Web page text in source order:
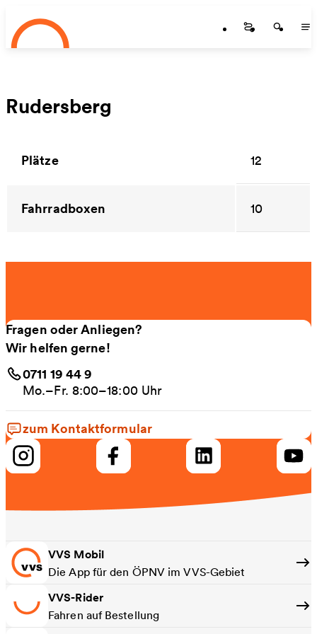
Zum Hauptinhalt springen
Startseite
Rudersberg
Plätze 12
Fahrradboxen 10
Fragen oder Anliegen?
Wir helfen gerne!
0711 19 44 9
Mo.–Fr. 8:00–18:00 Uhr
zum Kontaktformular
VVS Mobil
Die App für den ÖPNV im VVS-Gebiet
VVS-Rider
Fahren auf Bestellung